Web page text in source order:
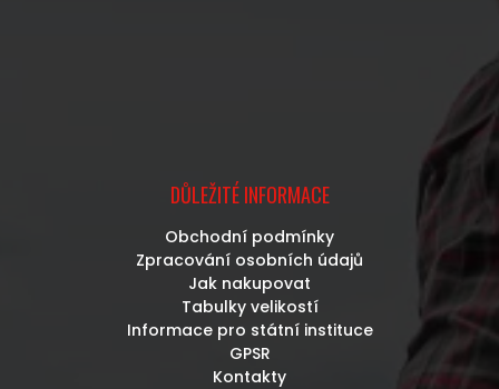
DŮLEŽITÉ INFORMACE
Obchodní podmínky
Zpracování osobních údajů
Jak nakupovat
Tabulky velikostí
Informace pro státní instituce
GPSR
Kontakty